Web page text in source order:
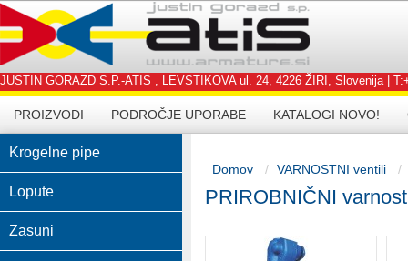
JUSTIN GORAZD S.P.-ATIS , LEVSTIKOVA ul. 24, 4226 ŽIRI, Slovenija |
PROIZVODI PODROČJE UPORABE KATALOGI NOVO!
Krogelne pipe
Lopute
Zasuni
Domov VARNOSTNI ventili
PRIROBNIČNI